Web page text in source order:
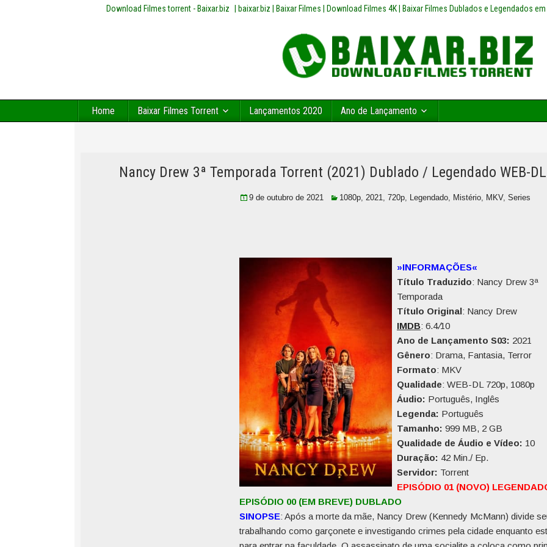
Download Filmes torrent - Baixar.biz | baixar.biz | Baixar Filmes | Download Filmes 4K | Baixar Filmes Dublados e Legendados
Home Baixar Filmes Torrent Lançamentos 2020 Ano de Lançamento
Nancy Drew 3ª Temporada Torrent (2021) Dublado / Legendado WEB-
9 de outubro de 2021 1080p, 2021, 720p, Legendado, Mistério, MKV, Series
»INFORMAÇÕES«
Título Traduzido: Nancy Drew 3ª
Temporada
Título Original: Nancy Drew
IMDB: 6.4/10
Ano de Lançamento S03: 2021
Gênero: Drama, Fantasia, Terror
Formato: MKV
Qualidade: WEB-DL 720p, 1080p
Áudio: Português, Inglês
Legenda: Português
Tamanho: 999 MB, 2 GB
Qualidade de Áudio e Vídeo: 10
Duração: 42 Min./ Ep.
Servidor: Torrent
EPISÓDIO 01 (NOVO)
EPISÓDIO 00 (EM BREVE) DUBLADO
SINOPSE: Após a morte da mãe, Nancy Drew (Kennedy McMann) divide
trabalhando como garçonete e investigando crimes pela cidade enquanto